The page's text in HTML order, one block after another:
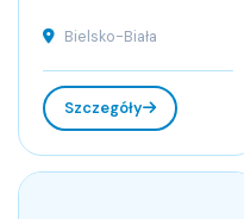
Bielsko-Biała
Szczegóły